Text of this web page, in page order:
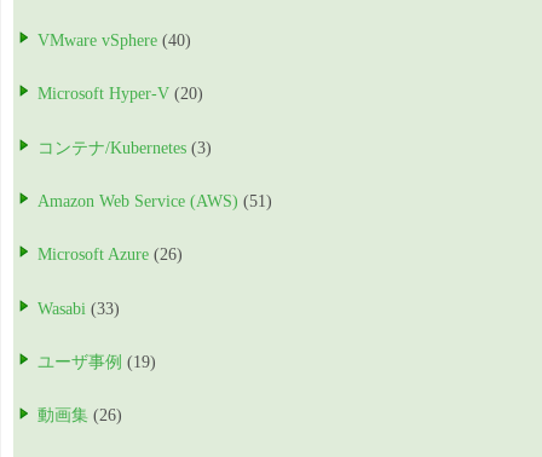
VMware vSphere (40)
Microsoft Hyper-V (20)
コンテナ/Kubernetes (3)
Amazon Web Service (AWS) (51)
Microsoft Azure (26)
Wasabi (33)
ユーザ事例 (19)
動画集 (26)